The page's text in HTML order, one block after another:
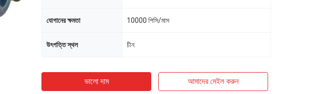
যোগানের ক্ষমতা 10000 পিসি/মাস
উৎপত্তি স্থল চীন
ভালো দাম আমাদের মেইল ​​করুন